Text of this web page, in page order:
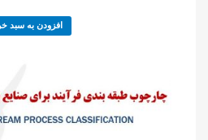
افزودن به سبد